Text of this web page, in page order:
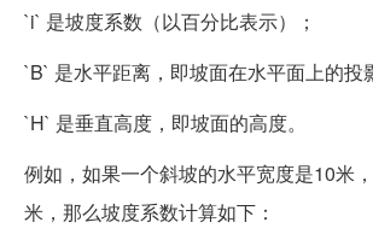
`i` 是坡度系数（以百分比表示）；
`B` 是水平距离，即坡面在水平面上的投
`H` 是垂直高度，即坡面的高度。
例如，如果一个斜坡的水平宽度是10米
米，那么坡度系数计算如下：